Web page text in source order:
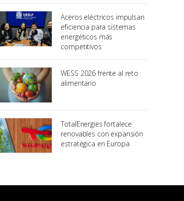
Aceros eléctricos impulsan
eficiencia para sistemas
energéticos más
competitivos
WESS 2026 frente al reto
alimentario
TotalEnergies fortalece
renovables con expansión
estratégica en Europa